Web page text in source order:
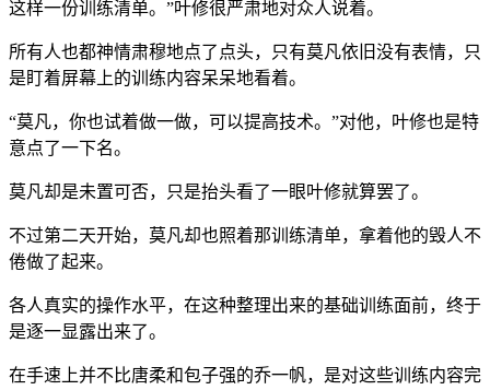
这样一份训练清单。”叶修很严肃地对众人说着。
所有人也都神情肃穆地点了点头，只有莫凡依旧没有表情，只
是盯着屏幕上的训练内容呆呆地看着。
“莫凡，你也试着做一做，可以提高技术。”对他，叶修也是特
意点了一下名。
莫凡却是未置可否，只是抬头看了一眼叶修就算罢了。
不过第二天开始，莫凡却也照着那训练清单，拿着他的毁人不
倦做了起来。
各人真实的操作水平，在这种整理出来的基础训练面前，终于
是逐一显露出来了。
在手速上并不比唐柔和包子强的乔一帆，是对这些训练内容完